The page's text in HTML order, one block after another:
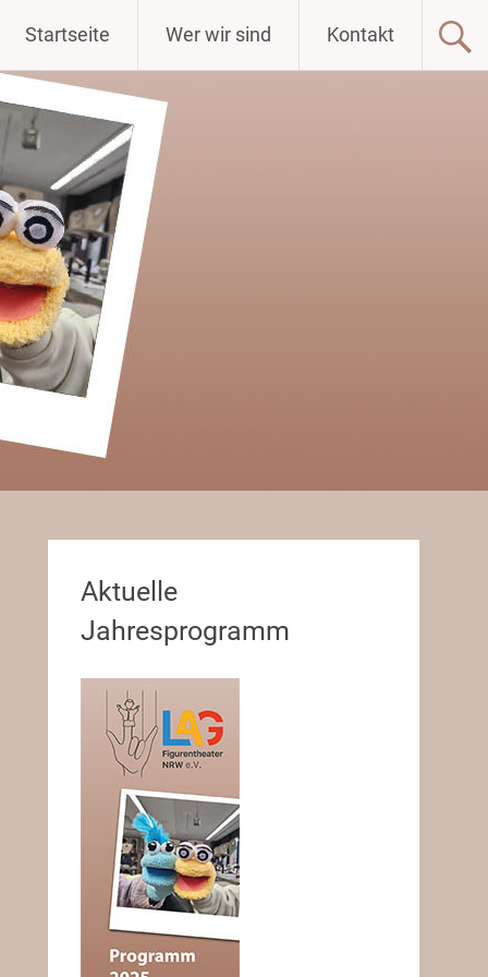
Startseite Wer wir sind Kontakt
Aktuelle
Jahresprogramm